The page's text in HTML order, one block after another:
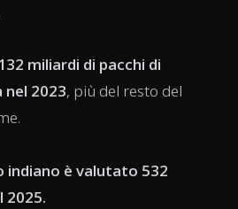
miliardi di pacchi di
nel 2023, più del resto del
è valutato 532
2025.